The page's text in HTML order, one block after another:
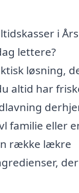
i
lettere?
løsning,
altid har
familie eller
række lækre
der